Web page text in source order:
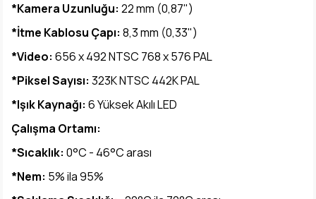
*Kamera Uzunluğu: 22 mm (0,87")
*İtme Kablosu Çapı: 8,3 mm (0,33")
*Video: 656 x 492 NTSC 768 x 576 PAL
*Piksel Sayısı: 323K NTSC 442K PAL
*Işık Kaynağı: 6 Yüksek Akılı LED
Çalışma Ortamı:
*Sıcaklık: 0°C - 46°C arası
*Nem: 5% ila 95%